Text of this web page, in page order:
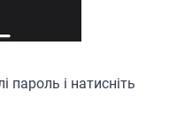
пароль і натисніть